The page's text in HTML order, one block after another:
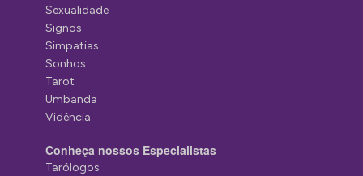
Sexualidade
Signos
Simpatias
Sonhos
Tarot
Umbanda
Vidência
Conheça nossos Especialistas
Tarólogos